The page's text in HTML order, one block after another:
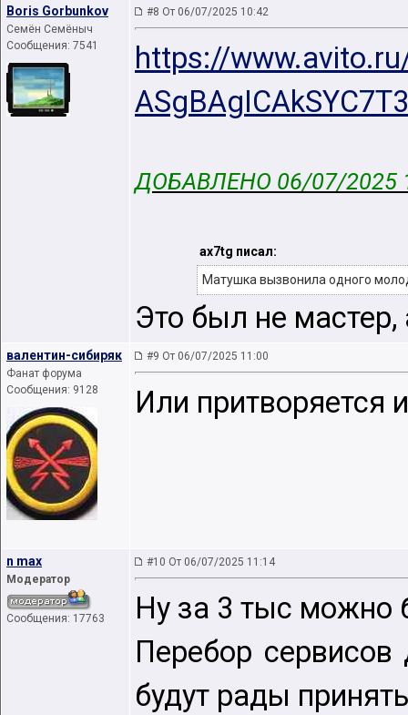
Boris Gorbunkov
Семён Семёныч
Сообщения: 7541
#8 От 06/07/2025 10:42
https://
ДОБАВЛЕНО 06/07/2025
ax7tg писал:
Матушка вызвонила одного
Это был не
валентин-сибиряк
Фанат форума
Сообщения: 9128
#9 От 06/07/2025 11:00
Или
n max
Модератор
Сообщения: 17763
#10 От 06/07/2025 11:14
Ну за 3 тыс можно
Перебор
будут рады